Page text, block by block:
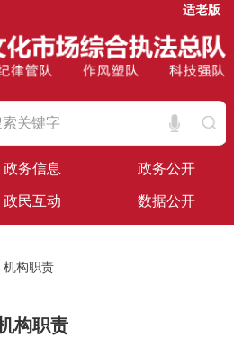
适老版
政务信息 政务公开
政民互动 数据公开
机构职责
构职责